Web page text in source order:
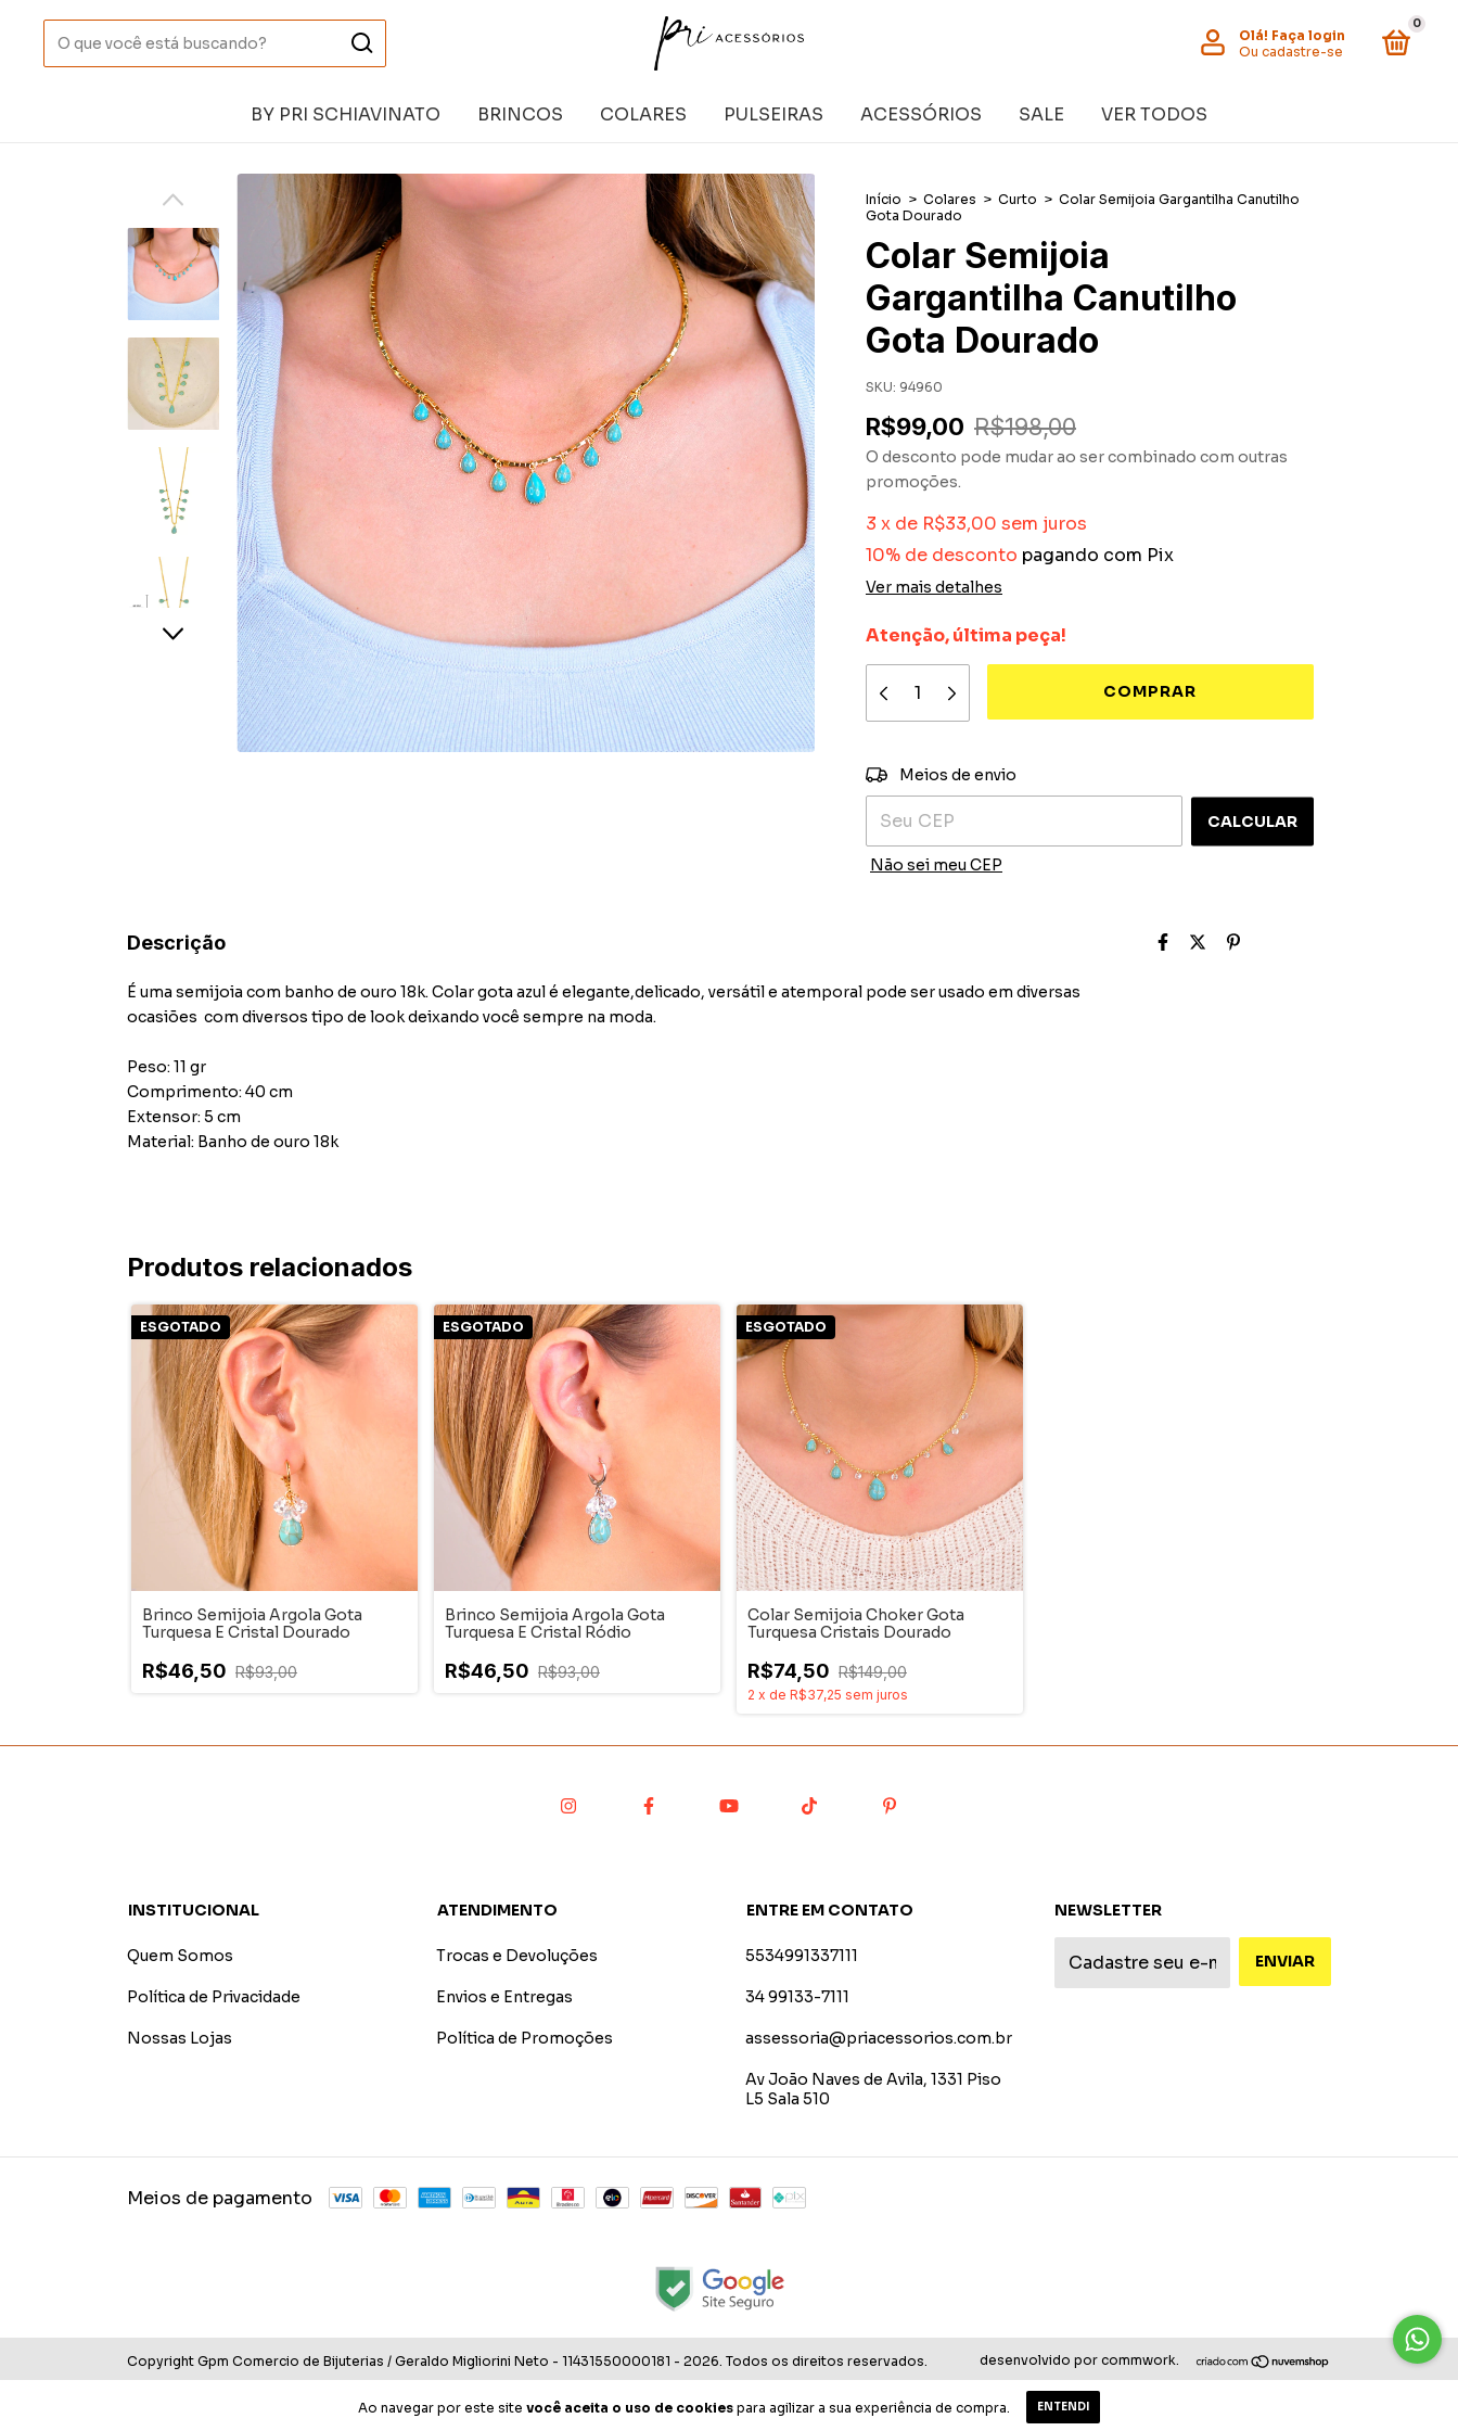
Olá! Faça login
Ou cadastre-se
0
BY PRI SCHIAVINATO BRINCOS COLARES PULSEIRAS ACESSÓRIOS SALE VER TODOS
Ao navegar por este site você aceita o uso de cookies para agilizar a sua experiência de compra. ENTENDI
Início > Colares > Curto > Colar Semijoia Gargantilha Canutilho
Gota Dourado
Colar Semijoia
Gargantilha Canutilho
Gota Dourado
SKU: 94960
R$99,00 R$198,00
O desconto pode mudar ao ser combinado com outras
promoções.
3 x de R$33,00 sem juros
10% de desconto pagando com Pix
Ver mais detalhes
Atenção, última peça!
Entregas para o CEP:
Meios de envio
CALCULAR
Não sei meu CEP
Descrição
É uma semijoia com banho de ouro 18k. Colar gota azul é elegante,delicado, versátil e atemporal pode ser usado em diversas
ocasiões com diversos tipo de look deixando você sempre na moda.
Peso: 11 gr
Comprimento: 40 cm
Extensor: 5 cm
Material: Banho de ouro 18k
Produtos relacionados
ESGOTADO
Brinco Semijoia Argola Gota
Turquesa E Cristal Dourado
R$46,50 R$93,00
ESGOTADO
Brinco Semijoia Argola Gota
Turquesa E Cristal Ródio
R$46,50 R$93,00
ESGOTADO
Colar Semijoia Choker Gota
Turquesa Cristais Dourado
R$74,50 R$149,00
2 x de R$37,25 sem juros
INSTITUCIONAL
Quem Somos
Política de Privacidade
Nossas Lojas
ATENDIMENTO
Trocas e Devoluções
Envios e Entregas
Política de Promoções
ENTRE EM CONTATO
5534991337111
34 99133-7111
assessoria@priacessorios.com.br
Av João Naves de Avila, 1331 Piso
L5 Sala 510
NEWSLETTER
Meios de pagamento
Copyright Gpm Comercio de Bijuterias / Geraldo Migliorini Neto - 11431550000181 - 2026. Todos os direitos reservados. desenvolvido por commwork.